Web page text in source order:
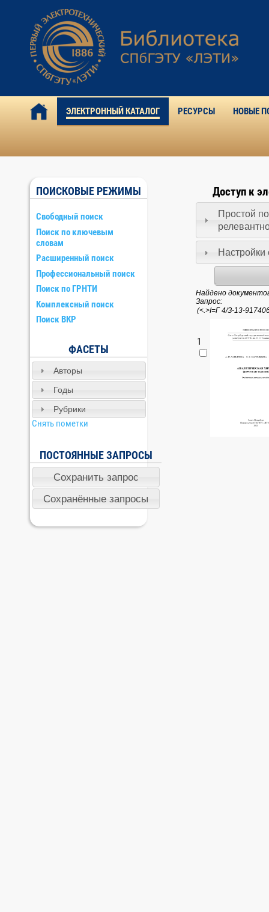
ЭЛЕКТРОННЫЙ КАТАЛОГ РЕСУРСЫ НОВЫЕ
ПОИСКОВЫЕ РЕЖИМЫ
Свободный поиск
Поиск по ключевым
словам
Расширенный поиск
Профессиональный поиск
Поиск по ГРНТИ
Комплексный поиск
Поиск ВКР
ФАСЕТЫ
Авторы
Годы
Рубрики
Снять пометки
ПОСТОЯННЫЕ ЗАПРОСЫ
Доступ к
Простой
Настройки
Найдено
Запрос:
1